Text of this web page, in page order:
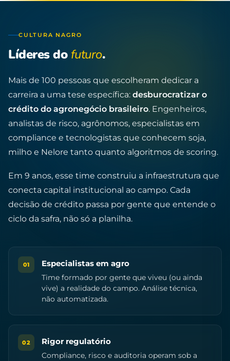
CULTURA NAGRO
Líderes do futuro.
Mais de 100 pessoas que escolheram dedicar a
carreira a uma tese específica: desburocratizar o
crédito do agronegócio brasileiro. Engenheiros,
analistas de risco, agrônomos, especialistas em
compliance e tecnologistas que conhecem soja,
milho e Nelore tanto quanto algoritmos de scoring.
Em 9 anos, esse time construiu a infraestrutura que
conecta capital institucional ao campo. Cada
decisão de crédito passa por gente que entende o
ciclo da safra, não só a planilha.
01 Especialistas em agro
Time formado por gente que viveu (ou ainda
vive) a realidade do campo. Análise técnica,
não automatizada.
02 Rigor regulatório
Compliance, risco e auditoria operam sob a